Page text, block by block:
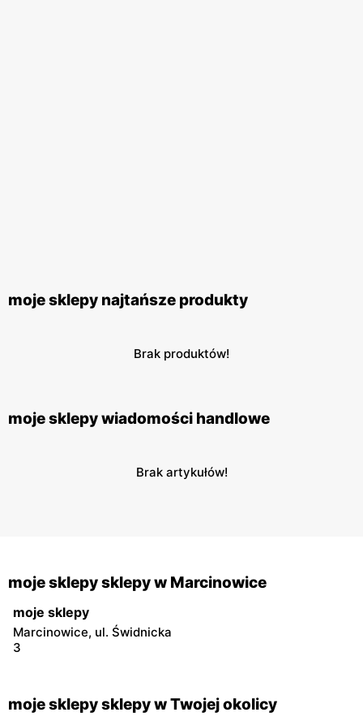
moje sklepy najtańsze produkty
Brak produktów!
moje sklepy wiadomości handlowe
Brak artykułów!
moje sklepy sklepy w Marcinowice
moje sklepy
Marcinowice, ul. Świdnicka
3
moje sklepy sklepy w Twojej okolicy